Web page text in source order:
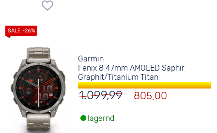
Garmin
Fenix 8 47mm AMOLED Saphir
Graphit/Titanium Titan
1.099,99 805,00
lagernd